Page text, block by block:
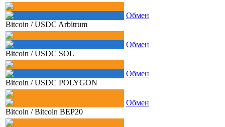
Bitcoin /USDC Arbitrum
Обмен
Bitcoin /USDC SOL
Обмен
Bitcoin /USDC POLYGON
Обмен
Bitcoin /Bitcoin BEP20
Обмен